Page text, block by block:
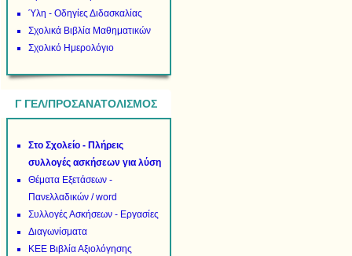
Ύλη - Οδηγίες Διδασκαλίας
Σχολικά Βιβλία Μαθηματικών
Σχολικό Ημερολόγιο
Γ ΓΕΛ/ΠΡΟΣΑΝΑΤΟΛΙΣΜΟΣ
Στο Σχολείο - Πλήρεις
συλλογές ασκήσεων για λύση
Θέματα Εξετάσεων -
Πανελλαδικών / word
Συλλογές Ασκήσεων - Εργασίες
Διαγωνίσματα
ΚΕΕ Βιβλία Αξιολόγησης